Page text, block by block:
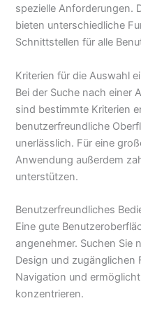
spezielle Anforderungen.
bieten unterschiedliche
Schnittstellen für alle
Kriterien für die Auswahl
Bei der Suche nach einer
sind bestimmte Kriterien
benutzerfreundliche
unerlässlich. Für eine
Anwendung außerdem
unterstützen.
Benutzerfreundliches
Eine gute
angenehmer. Suchen Sie
Design und zugänglichen
Navigation und
konzentrieren.